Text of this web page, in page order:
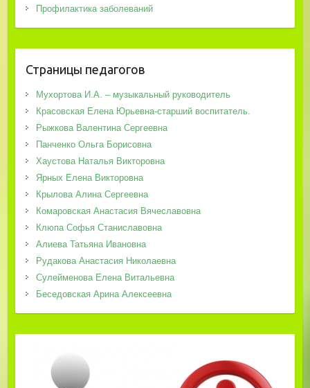
Профилактика заболеваний
Страницы педагогов
Мухортова И.А. – музыкальный руководитель
Красовская Елена Юрьевна-старший воспитатель.
Рыжкова Валентина Сергеевна
Панченко Ольга Борисовна
Хаустова Наталья Викторовна
Ярных Елена Викторовна
Крылова Алина Сергеевна
Комаровская Анастасия Вячеславовна
Клюпа Софья Станиславовна
Алиева Татьяна Ивановна
Рудакова Анастасия Николаевна
Сулейменова Елена Витальевна
Беседовская Арина Алексеевна